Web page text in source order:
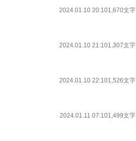
2024.01.10 20:101,670文字
2024.01.10 21:101,307文字
2024.01.10 22:101,526文字
2024.01.11 07:101,499文字